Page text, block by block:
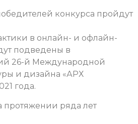
конкурса пройдут
в онлайн- и офлайн-
подведены в
26-й Международной
и дизайна «АРХ
года.
протяжении ряда лет